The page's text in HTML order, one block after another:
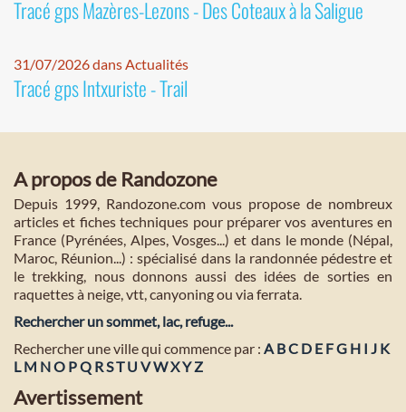
Tracé gps Mazères-Lezons - Des Coteaux à la Saligue
31/07/2026 dans Actualités
Tracé gps Intxuriste - Trail
A propos de Randozone
Depuis 1999, Randozone.com vous propose de nombreux
articles et fiches techniques pour préparer vos aventures en
France (Pyrénées, Alpes, Vosges...) et dans le monde (Népal,
Maroc, Réunion...) : spécialisé dans la randonnée pédestre et
le trekking, nous donnons aussi des idées de sorties en
raquettes à neige, vtt, canyoning ou via ferrata.
Rechercher un sommet, lac, refuge...
Rechercher une ville qui commence par : A BC D E FG H I J K
L M NO PQ RST U VWXYZ
Avertissement